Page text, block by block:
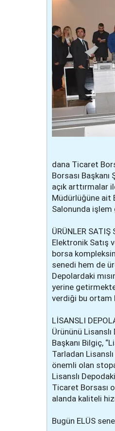
dana Ticaret
Borsası
açık arttırmalar
Müdürlüğüne ait
Salonunda işlem
ÜRÜNLER SATIŞ
Elektronik Satış
borsa
senedi hem de
Depolardaki
yerine
verdiği bu ortam
LİSANSLI
Ürününü
Başkanı Bilgiç,
Tarladan
önemli olan
Lisanslı
Ticaret Borsası
alanda kaliteli
Bugün ELÜS